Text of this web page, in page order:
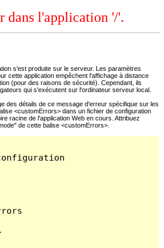
dans l'application '/'.
s'est produite sur le serveur. Les paramètres
cette application empêchent l'affichage à distance
(pour des raisons de sécurité). Cependant, ils
qui s'exécutent sur l'ordinateur serveur local.
des détails de ce message d'erreur spécifique sur les
<customErrors> dans un fichier de configuration
racine de l'application Web en cours. Attribuez
de cette balise <customErrors>.